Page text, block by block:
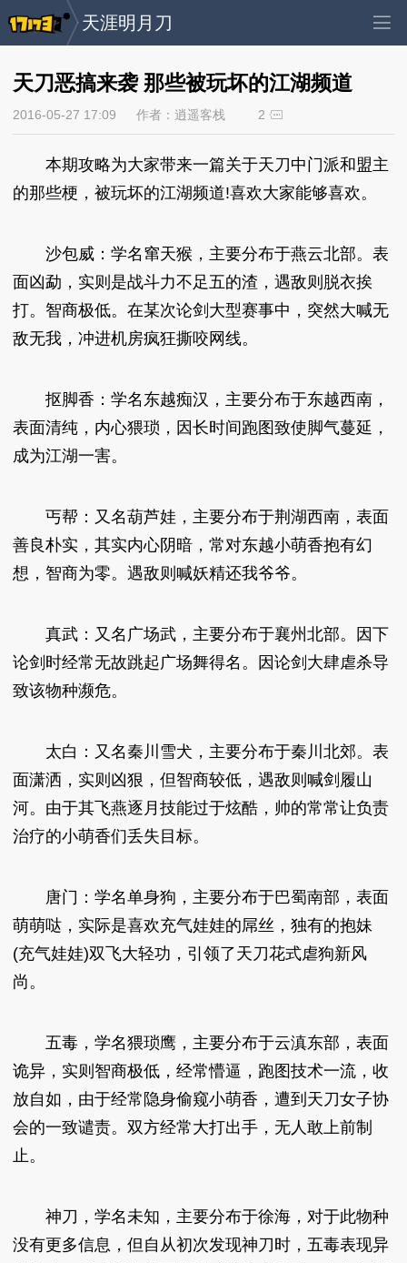
天涯明月刀
天刀恶搞来袭 那些被玩坏的江湖频道
2016-05-27 17:09 作者：逍遥客栈 2
本期攻略为大家带来一篇关于天刀中门派和盟主
的那些梗，被玩坏的江湖频道!喜欢大家能够喜欢。
沙包威：学名窜天猴，主要分布于燕云北部。表
面凶勐，实则是战斗力不足五的渣，遇敌则脱衣挨
打。智商极低。在某次论剑大型赛事中，突然大喊无
敌无我，冲进机房疯狂撕咬网线。
抠脚香：学名东越痴汉，主要分布于东越西南，
表面清纯，内心猥琐，因长时间跑图致使脚气蔓延，
成为江湖一害。
丐帮：又名葫芦娃，主要分布于荆湖西南，表面
善良朴实，其实内心阴暗，常对东越小萌香抱有幻
想，智商为零。遇敌则喊妖精还我爷爷。
真武：又名广场武，主要分布于襄州北部。因下
论剑时经常无故跳起广场舞得名。因论剑大肆虐杀导
致该物种濒危。
太白：又名秦川雪犬，主要分布于秦川北郊。表
面潇洒，实则凶狠，但智商较低，遇敌则喊剑履山
河。由于其飞燕逐月技能过于炫酷，帅的常常让负责
治疗的小萌香们丢失目标。
唐门：学名单身狗，主要分布于巴蜀南部，表面
萌萌哒，实际是喜欢充气娃娃的屌丝，独有的抱妹
(充气娃娃)双飞大轻功，引领了天刀花式虐狗新风
尚。
五毒，学名猥琐鹰，主要分布于云滇东部，表面
诡异，实则智商极低，经常懵逼，跑图技术一流，收
放自如，由于经常隐身偷窥小萌香，遭到天刀女子协
会的一致谴责。双方经常大打出手，无人敢上前制
止。
神刀，学名未知，主要分布于徐海，对于此物种
没有更多信息，但自从初次发现神刀时，五毒表现异